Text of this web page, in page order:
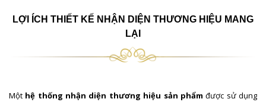
LỢI ÍCH THIẾT KẾ NHẬN DIỆN THƯƠNG HIỆU MANG
LẠI
Một hệ thống nhận diện thương hiệu sản phẩm được sử dụng